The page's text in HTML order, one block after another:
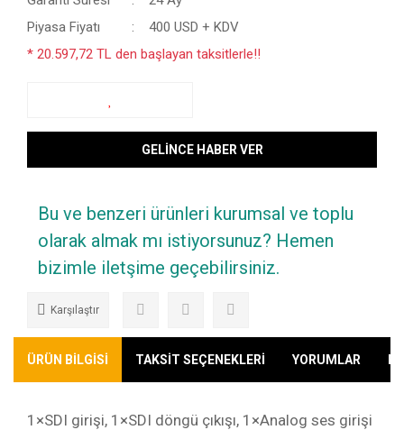
Piyasa Fiyatı
400 USD + KDV
* 20.597,72 TL den başlayan taksitlerle!!
GELİNCE HABER VER
Bu ve benzeri ürünleri kurumsal ve toplu
olarak almak mı istiyorsunuz? Hemen
bizimle iletşime geçebilirsiniz.
Karşılaştır
ÜRÜN BİLGİSİ TAKSİT SEÇENEKLERİ YORUMLAR
1×SDI girişi, 1×SDI döngü çıkışı, 1×Analog ses girişi